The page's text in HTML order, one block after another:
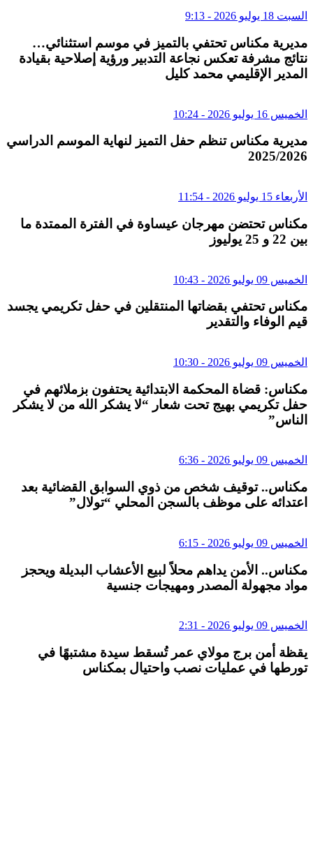
السبت 18 يوليو 2026 - 9:13
مديرية مكناس تحتفي بالتميز في موسم استثنائي…
نتائج مشرفة تعكس نجاعة التدبير ورؤية إصلاحية بقيادة
المدير الإقليمي محمد كليل
الخميس 16 يوليو 2026 - 10:24
مديرية مكناس تنظم حفل التميز لنهاية الموسم الدراسي
2025/2026
الأربعاء 15 يوليو 2026 - 11:54
مكناس تحتضن مهرجان عيساوة في الفترة الممتدة ما
بين 22 و 25 يوليوز
الخميس 09 يوليو 2026 - 10:43
مكناس تحتفي بقضاتها المنتقلين في حفل تكريمي يجسد
قيم الوفاء والتقدير
الخميس 09 يوليو 2026 - 10:30
مكناس: قضاة المحكمة الابتدائية يحتفون بزملائهم في
حفل تكريمي بهيج تحت شعار “لا يشكر الله من لا يشكر
الناس”
الخميس 09 يوليو 2026 - 6:36
مكناس.. توقيف شخص من ذوي السوابق القضائية بعد
اعتدائه على موظف بالسجن المحلي “تولال”
الخميس 09 يوليو 2026 - 6:15
مكناس.. الأمن يداهم محلاً لبيع الأعشاب البديلة ويحجز
مواد مجهولة المصدر ومهيجات جنسية
الخميس 09 يوليو 2026 - 2:31
يقظة أمن برج مولاي عمر تُسقط سيدة مشتبهًا في
تورطها في عمليات نصب واحتيال بمكناس